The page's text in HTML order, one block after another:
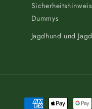
Dummys
Jagdhund und
Zahlungsmethoden